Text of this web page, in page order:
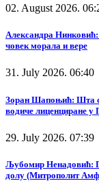
02. August 2026.
Александра
човек морала и вере
31. July 2026. 06:40
Зоран Шапоњић: Шта
водиче лиценциране
29. July 2026. 07:39
Љубомир Ненадовић:
долу (Митрополит